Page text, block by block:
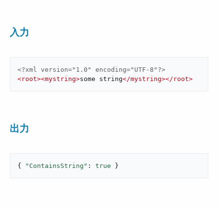
入力
<?xml version="1.0" encoding="UTF-8"?>
<root><mystring>some string</mystring></ root>
出力
{ "ContainsString" : true }